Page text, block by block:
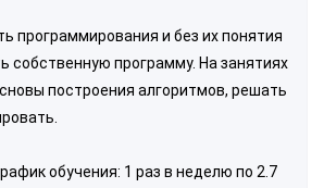
программирования и без их понятия
собственную программу. На занятиях
построения алгоритмов, решать
обучения: 1 раз в неделю по 2.7